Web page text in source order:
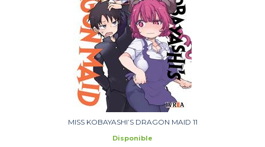
MISS KOBAYASHI’S DRAGON MAID 11
Disponible